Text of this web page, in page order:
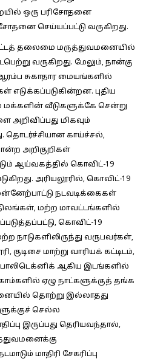
ஒரு பரிசோதனை
செய்யப்பட்டு வருகிறது.
தலைமை மருத்துவமனையில்
வருகிறது. மேலும், நான்கு
சுகாதார மையங்களில்
எடுக்கப்படுகின்றன. புதிய
மக்களின் வீடுகளுக்கே சென்று
அறிவிப்பது மிகவும்
தொடர்ச்சியான காய்ச்சல்,
அறிகுறிகள்
ஆய்வகத்தில் கொவிட்-19
அரியலூரில், கொவிட்-19
நடவடிக்கைகள்
மற்ற மாவட்டங்களில்
கொவிட்-19
நாடுகளிலிருந்து வருபவர்கள்,
குடிசை மாற்று வாரியக் கட்டிடம்,
பாலிடெக்னிக் ஆகிய இடங்களில்
ஏழு நாட்களுக்குத் தங்க
தொற்று இல்லாதது
செல்ல
இருப்பது தெரியவந்தால்,
மாதிரி சேகரிப்பு